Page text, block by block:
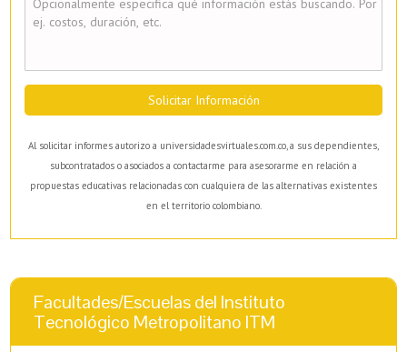
Solicitar Información
Al solicitar informes autorizo a universidadesvirtuales.com.co, a sus dependientes,
subcontratados o asociados a contactarme para asesorarme en relación a
propuestas educativas relacionadas con cualquiera de las alternativas existentes
en el territorio colombiano.
Facultades/Escuelas del Instituto
Tecnológico Metropolitano ITM